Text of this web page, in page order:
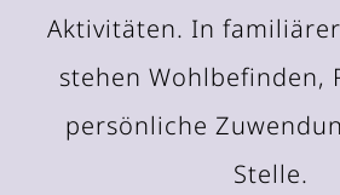
Aktivitäten. In
stehen Wohlbefinden,
persönliche
Stelle.